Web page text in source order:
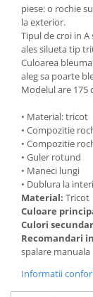
piese: o rochie
la exterior.
Tipul de croi in
ales silueta tip
Culoarea
aleg sa poarte
Modelul are 175
• Material: tricot
• Compozitie
• Compozitie
• Guler rotund
• Maneci lungi
• Dublura la
Material: Tricot
Culoare
Culori
Recomandari
spalare manuala
Informatii